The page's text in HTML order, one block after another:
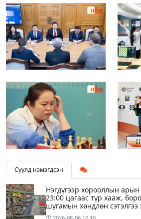
Сүүлд нэмэгдсэн
Нэгдүгээр хорооллын
23:00 цагаас түр хааж,
шугамын хөндлөн сэтэлгээ